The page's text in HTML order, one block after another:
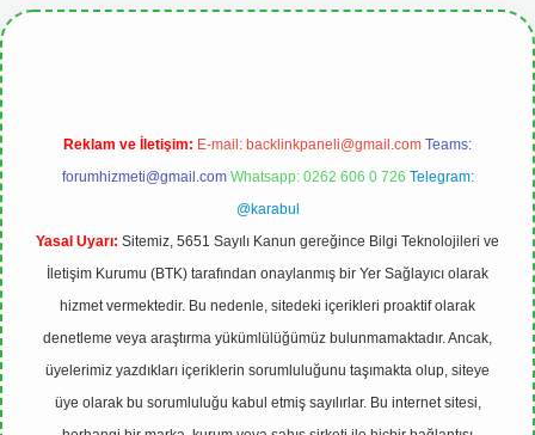
Reklam ve İletişim: E-mail: backlinkpaneli@gmail.com Teams:
forumhizmeti@gmail.com Whatsapp: 0262 606 0 726 Telegram:
@karabul
Yasal Uyarı: Sitemiz, 5651 Sayılı Kanun gereğince Bilgi Teknolojileri ve
İletişim Kurumu (BTK) tarafından onaylanmış bir Yer Sağlayıcı olarak
hizmet vermektedir. Bu nedenle, sitedeki içerikleri proaktif olarak
denetleme veya araştırma yükümlülüğümüz bulunmamaktadır. Ancak,
üyelerimiz yazdıkları içeriklerin sorumluluğunu taşımakta olup, siteye
üye olarak bu sorumluluğu kabul etmiş sayılırlar. Bu internet sitesi,